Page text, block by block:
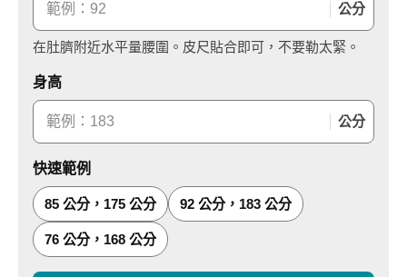
公分
在肚臍附近水平量腰圍。皮尺貼合即可，不要勒太緊。
身高
公分
快速範例
85 公分，175 公分 92 公分，183 公分
76 公分，168 公分